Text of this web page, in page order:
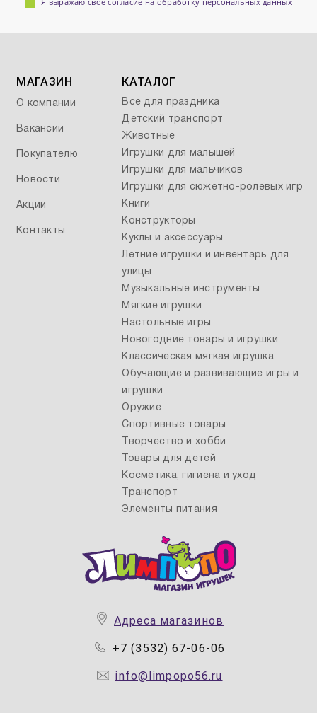
Адреса магазинов
+7 (3532) 67-06-06
info@limpopo56.ru
МАГАЗИН
О компании
Вакансии
Покупателю
Новости
Акции
Контакты
КАТАЛОГ
Все для праздника
Детский транспорт
Животные
Игрушки для малышей
Игрушки для мальчиков
Игрушки для сюжетно-ролевых игр
Книги
Конструкторы
Куклы и аксессуары
Летние игрушки и инвентарь для
улицы
Музыкальные инструменты
Мягкие игрушки
Настольные игры
Новогодние товары и игрушки
Классическая мягкая игрушка
Обучающие и развивающие игры и
игрушки
Оружие
Спортивные товары
Творчество и хобби
Товары для детей
Косметика, гигиена и уход
Транспорт
Элементы питания